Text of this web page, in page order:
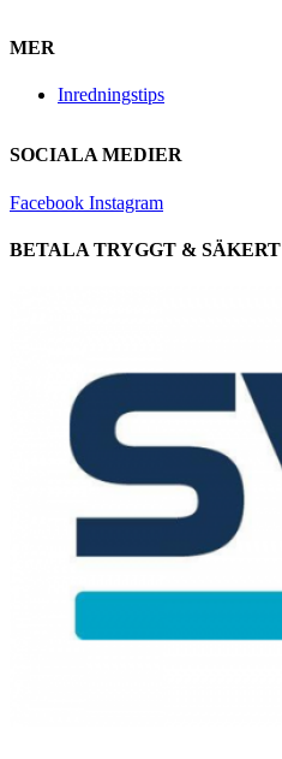
MER
Inredningstips
SOCIALA MEDIER
Facebook Instagram
BETALA TRYGGT & SÄKERT